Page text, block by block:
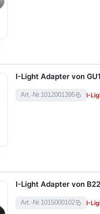
I-Light Adapter von
Art.-Nr.1012001395
I-
I-Light Adapter von
Art.-Nr.1015000102
I-